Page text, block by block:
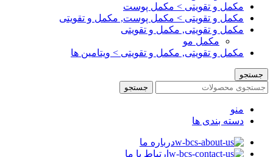
مکمل و تقویتی > مکمل پوست
مکمل و تقویتی > مکمل پوست, مکمل و تقویتی
مکمل و تقویتی, مکمل و تقویتی
مکمل مو
مکمل و تقویتی, مکمل و تقویتی > ویتامین ها
جستجو
جستجو
منو
دسته بندی ها
درباره ما
ارتباط با ما